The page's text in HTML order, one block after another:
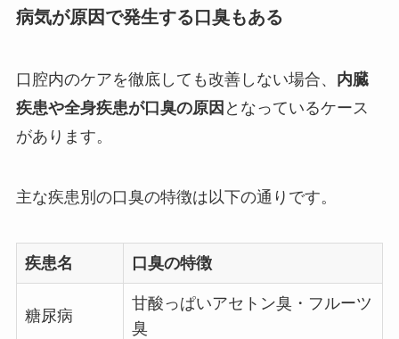
病気が原因で発生する口臭もある
口腔内のケアを徹底しても改善しない場合、 内臓
疾患や全身疾患が口臭の原因 となっているケース
があります。
主な疾患別の口臭の特徴は以下の通りです。
疾患名 口臭の特徴
糖尿病
甘酸っぱいアセトン臭・フルーツ
臭